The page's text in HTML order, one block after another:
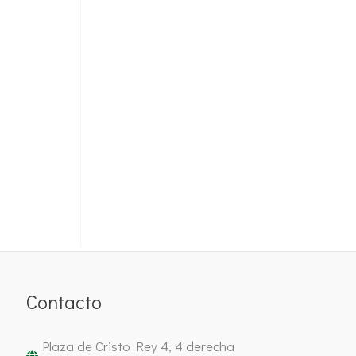
Contacto
Plaza de Cristo Rey 4, 4 derecha